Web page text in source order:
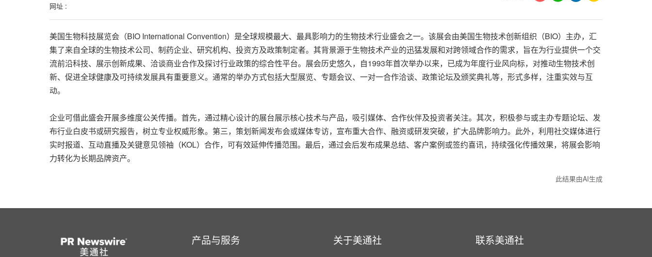
网址 :
美国生物科技展览会（BIO International Convention）是全球规模最大、最具影响力的生物技术行业盛会之一。该展会由美国生物技术创新组织（BIO）主办，汇
集了来自全球的生物技术公司、制药企业、研究机构、投资方及政策制定者。其背景源于生物技术产业的迅猛发展和对跨领域合作的需求，旨在为行业提供一个交
流前沿科技、展示创新成果、洽谈商业合作及探讨行业政策的综合性平台。展会历史悠久，自1993年首次举办以来，已成为年度行业风向标，对推动生物技术创
新、促进全球健康及可持续发展具有重要意义。通常的举办方式包括大型展览、专题会议、一对一合作洽谈、政策论坛及颁奖典礼等，形式多样，注重实效与互
动。
企业可借此盛会开展多维度公关传播。首先，通过精心设计的展台展示核心技术与产品，吸引媒体、合作伙伴及投资者关注。其次，积极参与或主办专题论坛、发
布行业白皮书或研究报告，树立专业权威形象。第三，策划新闻发布会或媒体专访，宣布重大合作、融资或研发突破，扩大品牌影响力。此外，利用社交媒体进行
实时报道、互动直播及关键意见领袖（KOL）合作，可有效延伸传播范围。最后，通过会后发布成果总结、客户案例或签约喜讯，持续强化传播效果，将展会影响
力转化为长期品牌资产。
此结果由AI生成
产品与服务 关于美通社 联系美通社